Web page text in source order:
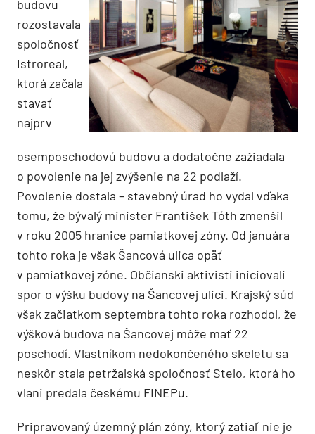
budovu
rozostavala
spoločnosť
Istroreal,
ktorá začala
stavať
najprv
osemposchodovú budovu a dodatočne zažiadala
o povolenie na jej zvýšenie na 22 podlaží.
Povolenie dostala – stavebný úrad ho vydal vďaka
tomu, že bývalý minister František Tóth zmenšil
v roku 2005 hranice pamiatkovej zóny. Od januára
tohto roka je však Šancová ulica opäť
v pamiatkovej zóne. Občianski aktivisti iniciovali
spor o výšku budovy na Šancovej ulici. Krajský súd
však začiatkom septembra tohto roka rozhodol, že
výšková budova na Šancovej môže mať 22
poschodí. Vlastníkom nedokončeného skeletu sa
neskôr stala petržalská spoločnosť Stelo, ktorá ho
vlani predala českému FINEPu.
Pripravovaný územný plán zóny, ktorý zatiaľ nie je